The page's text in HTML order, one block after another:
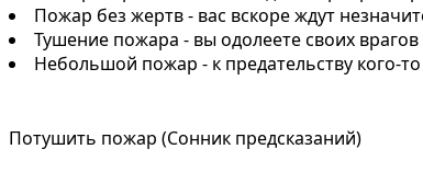
Пожар без жертв - вас вскоре ждут
Тушение пожара - вы одолеете своих врагов
Небольшой пожар - к предательству кого-
Потушить пожар (Сонник предсказаний)